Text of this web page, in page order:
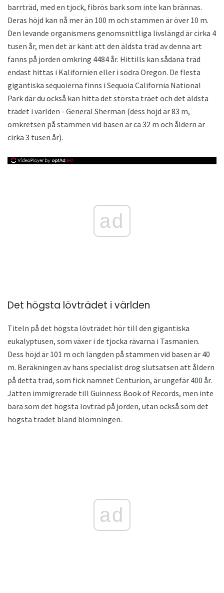
barrträd, med en tjock, fibrös bark som inte kan brännas.
Deras höjd kan nå mer än 100 m och stammen är över 10 m.
Den levande organismens genomsnittliga livslängd är cirka 4
tusen år, men det är känt att den äldsta träd av denna art
fanns på jorden omkring 4484 år. Hittills kan sådana träd
endast hittas i Kalifornien eller i södra Oregon. De flesta
gigantiska sequoierna finns i Sequoia California National
Park där du också kan hitta det största träet och det äldsta
trädet i världen - General Sherman (dess höjd är 83 m,
omkretsen på stammen vid basen är ca 32 m och åldern är
cirka 3 tusen år).
ad
Det högsta lövträdet i världen
Titeln på det högsta lövträdet hör till den gigantiska
eukalyptusen, som växer i de tjocka rävarna i Tasmanien.
Dess höjd är 101 m och längden på stammen vid basen är 40
m. Beräkningen av hans specialist drog slutsatsen att åldern
på detta träd, som fick namnet Centurion, är ungefär 400 år.
Jätten immigrerade till Guinness Book of Records, men inte
bara som det högsta lövträd på jorden, utan också som det
högsta trädet bland blomningen.
ad